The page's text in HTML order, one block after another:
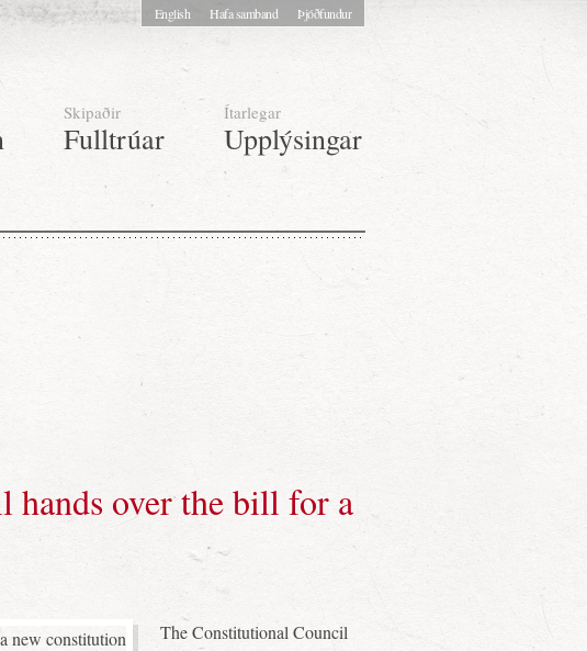
Skipaðir
Fulltrúar
Ítarlegar
Upplýsingar
English Hafa samband Þjóðfundur
hands over the bill for a
The Constitutional Council